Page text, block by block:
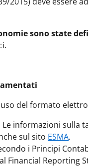
sono state
del formato
Le informazioni sulla
sul sito ESMA.
i Principi
Financial Reporting